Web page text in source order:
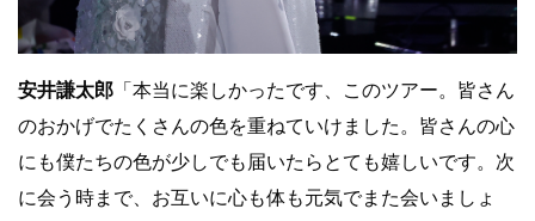
安井謙太郎 「本当に楽しかったです、このツアー。皆さん
のおかげでたくさんの色を重ねていけました。皆さんの心
にも僕たちの色が少しでも届いたらとても嬉しいです。次
に会う時まで、お互いに心も体も元気でまた会いましょ